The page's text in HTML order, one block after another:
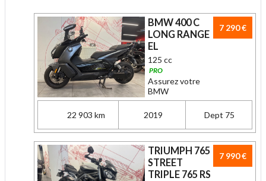
7 290 €
BMW 400 C
LONG RANGE
EL
125 cc
PRO
Assurez votre
BMW
22 903 km 2019 Dept 75
7 990 €
TRIUMPH 765
STREET
TRIPLE 765 RS